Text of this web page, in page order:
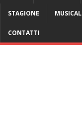
STAGIONE MUSICAL
CONTATTI